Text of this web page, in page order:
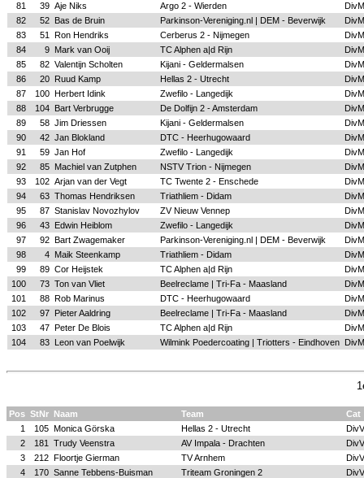
81
39 Aje Niks Argo 2 - Wierden
DivM
82
52 Bas de Bruin Parkinson-Vereniging.nl | DEM - Beverwijk
DivM
83
51 Ron Hendriks Cerberus 2 - Nijmegen
DivM
84
9 Mark van Ooij TC Alphen a|d Rijn
DivM
85
82 Valentijn Scholten Kijani - Geldermalsen
DivM
86
20 Ruud Kamp Hellas 2 - Utrecht
DivM
87
100 Herbert Idink Zwefilo - Langedijk
DivM
88
104 Bart Verbrugge De Dolfijn 2 - Amsterdam
DivM
89
58 Jim Driessen Kijani - Geldermalsen
DivM
90
42 Jan Blokland DTC - Heerhugowaard
DivM
91
59 Jan Hof Zwefilo - Langedijk
DivM
92
85 Machiel van Zutphen NSTV Trion - Nijmegen
DivM
93
102 Arjan van der Vegt TC Twente 2 - Enschede
DivM
94
63 Thomas Hendriksen Triathliem - Didam
DivM
95
87 Stanislav Novozhylov ZV Nieuw Vennep
DivM
96
43 Edwin Heiblom Zwefilo - Langedijk
DivM
97
92 Bart Zwagemaker Parkinson-Vereniging.nl | DEM - Beverwijk
DivM
98
4 Maik Steenkamp Triathliem - Didam
DivM
99
89 Cor Heijstek TC Alphen a|d Rijn
DivM
100
73 Ton van Vliet Beelreclame | Tri-Fa - Maasland
DivM
101
88 Rob Marinus DTC - Heerhugowaard
DivM
102
97 Pieter Aaldring Beelreclame | Tri-Fa - Maasland
DivM
103
47 Peter De Blois TC Alphen a|d Rijn
DivM
104
83 Leon van Poelwijk Wilmink Poedercoating | Triotters - Eindhoven DivM
Pos StNr Naam Team
Cat
1
105 Monica Görska Hellas 2 - Utrecht
DivV
2
181 Trudy Veenstra AV Impala - Drachten
DivV
3
212 Floortje Gierman TV Arnhem
DivV
4
170 Sanne Tebbens-Buisman Triteam Groningen 2
DivV